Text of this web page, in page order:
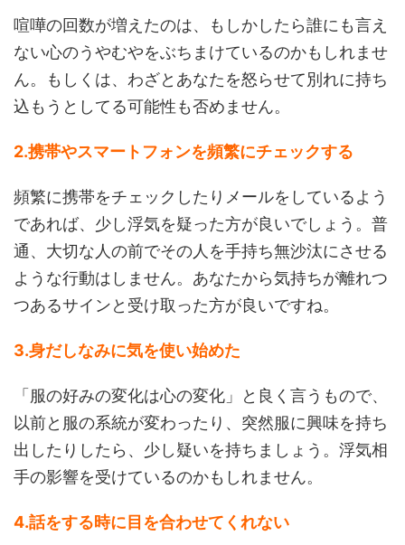
喧嘩の回数が増えたのは、もしかしたら誰にも言え
ない心のうやむやをぶちまけているのかもしれませ
ん。もしくは、わざとあなたを怒らせて別れに持ち
込もうとしてる可能性も否めません。
2.携帯やスマートフォンを頻繁にチェックする
頻繁に携帯をチェックしたりメールをしているよう
であれば、少し浮気を疑った方が良いでしょう。普
通、大切な人の前でその人を手持ち無沙汰にさせる
ような行動はしません。あなたから気持ちが離れつ
つあるサインと受け取った方が良いですね。
3.身だしなみに気を使い始めた
「服の好みの変化は心の変化」と良く言うもので、
以前と服の系統が変わったり、突然服に興味を持ち
出したりしたら、少し疑いを持ちましょう。浮気相
手の影響を受けているのかもしれません。
4.話をする時に目を合わせてくれない